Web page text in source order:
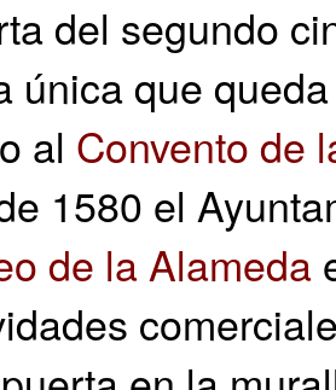
del segundo
única que
al Convento de
1580 el
de la Alameda